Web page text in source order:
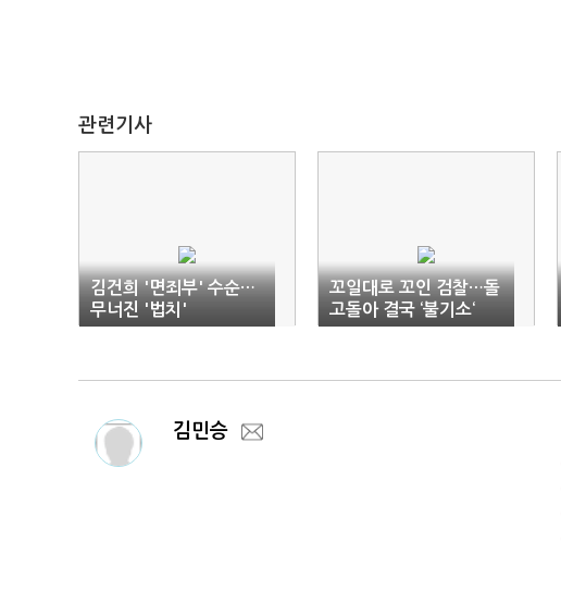
관련기사
김건희 '면죄부' 수순…
무너진 '법치'
꼬일대로 꼬인 검찰…돌
고돌아 결국 ‘불기소‘
김민승